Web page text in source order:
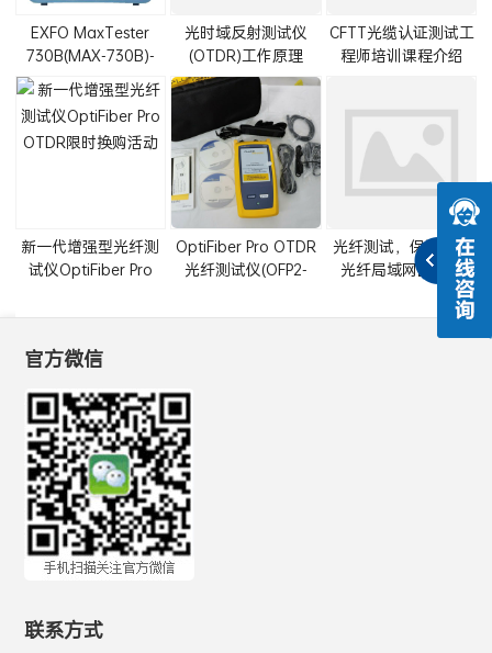
EXFO MaxTester
730B(MAX-730B)-
FTTx/MDU PON
OTDR
光时域反射测试仪
(OTDR)工作原理
CFTT光缆认证测试工
程师培训课程介绍
新一代增强型光纤测
试仪OptiFiber Pro
OptiFiber Pro OTDR
光纤测试仪(OFP2-
S,OFP2-100-Q)
光纤测试，保证明天
光纤局域网的健康
官方微信
联系方式